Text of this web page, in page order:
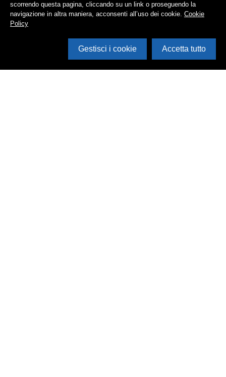
scorrendo questa pagina, cliccando su un link o proseguendo la
navigazione in altra maniera, acconsenti all’uso dei cookie. Cookie
Policy
Gestisci i cookie Accetta tutto